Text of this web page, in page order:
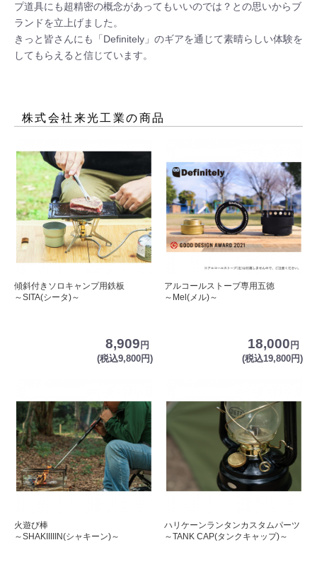
プ道具にも超精密の概念があってもいいのでは？との思いからブ
ランドを立上げました。
きっと皆さんにも「Definitely」のギアを通じて素晴らしい体験を
してもらえると信じています。
株式会社来光工業の商品
傾斜付きソロキャンプ用鉄板
～SITA(シータ)～
8,909円
(税込9,800円)
アルコールストーブ専用五徳
～Mel(メル)～
18,000円
(税込19,800円)
火遊び棒
～SHAKIIIIIN(シャキーン)～
ハリケーンランタンカスタムパーツ
～TANK CAP(タンクキャップ)～